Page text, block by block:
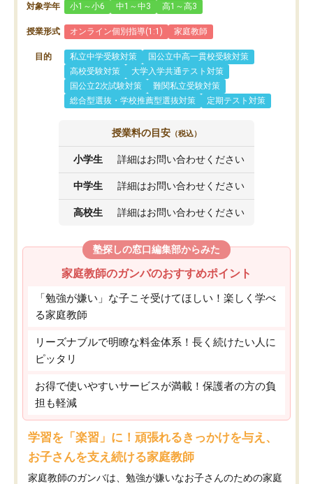
対象学年 小1～小6 中1～中3 高1～高3
授業形式 オンライン個別指導(1:1) 家庭教師
目的 私立中学受験対策
国公立中高一貫校受験対策
高校受験対策
大学入学共通テスト対策
国公立2次試験対策
難関私立受験対策
総合型選抜・学校推薦型選抜対策
定期テスト対策
授業料の目安 （税込）
小学生 詳細はお問い合わせください
中学生 詳細はお問い合わせください
高校生 詳細はお問い合わせください
塾探しの窓口編集部からみた
家庭教師のガンバのおすすめポイント
「勉強が嫌い」な子こそ受けてほしい！楽しく学べ
る家庭教師
リーズナブルで明瞭な料金体系！長く続けたい人に
ピッタリ
お得で使いやすいサービスが満載！保護者の方の負
担も軽減
学習を「楽習」に！頑張れるきっかけを与え、
お子さんを支え続ける家庭教師
家庭教師のガンバは、勉強が嫌いなお子さんのための家庭